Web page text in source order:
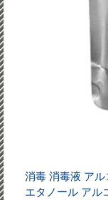
消毒 消毒液 ア
エタノール アル